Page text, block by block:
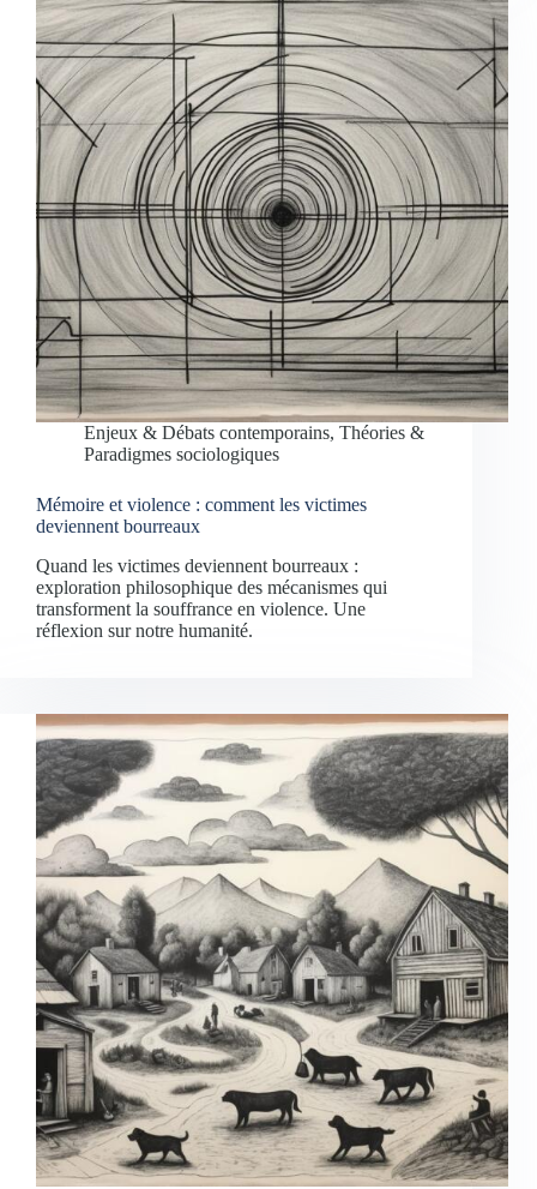
Enjeux & Débats contemporains, Théories &
Paradigmes sociologiques
Mémoire et violence : comment les victimes
deviennent bourreaux
Quand les victimes deviennent bourreaux :
exploration philosophique des mécanismes qui
transforment la souffrance en violence. Une
réflexion sur notre humanité.